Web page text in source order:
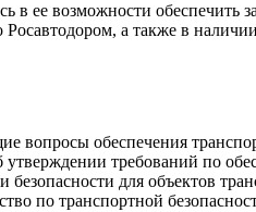
в ее возможности
а также в
обеспечения
требований по
для объектов
по транспортной